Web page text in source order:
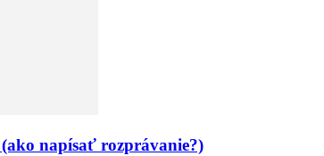
napísať rozprávanie?)